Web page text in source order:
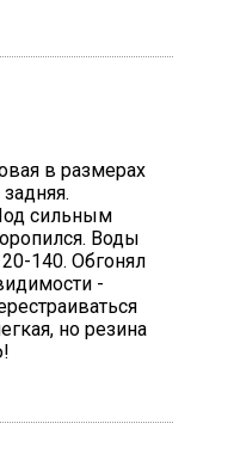
в размерах
сильным
Воды
140. Обгонял
-
но резина